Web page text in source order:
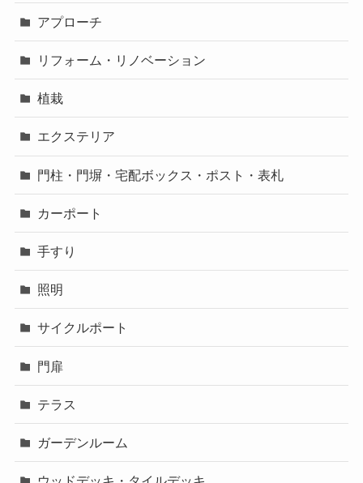
アプローチ
リフォーム・リノベーション
植栽
エクステリア
門柱・門塀・宅配ボックス・ポスト・表札
カーポート
手すり
照明
サイクルポート
門扉
テラス
ガーデンルーム